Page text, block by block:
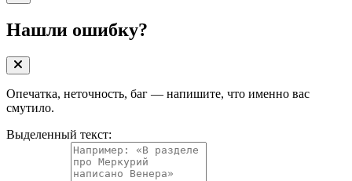
Нашли ошибку?
Опечатка, неточность, баг — напишите, что именно вас
смутило.
Выделенный текст: